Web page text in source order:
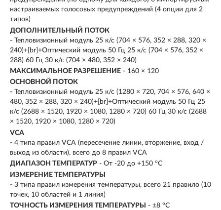
настраиваемых голосовых предупреждений (4 опции для 2
типов)
ДОПОЛНИТЕЛЬНЫЙ ПОТОК
- Тепловизионный модуль 25 к/с (704 × 576, 352 × 288, 320 ×
240)+[br]+Оптический модуль 50 Гц 25 к/с (704 × 576, 352 ×
288) 60 Гц 30 к/с (704 × 480, 352 × 240)
МАКСИМАЛЬНОЕ РАЗРЕШЕНИЕ - 160 × 120
ОСНОВНОЙ ПОТОК
- Тепловизионный модуль 25 к/с (1280 × 720, 704 × 576, 640 ×
480, 352 × 288, 320 × 240)+[br]+Оптический модуль 50 Гц 25
к/с (2688 × 1520, 1920 × 1080, 1280 × 720) 60 Гц 30 к/с (2688
× 1520, 1920 × 1080, 1280 × 720)
VCA
- 4 типа правил VCA (пересечение линии, вторжение, вход /
выход из области), всего до 8 правил VCA
ДИАПАЗОН ТЕМПЕРАТУР - От -20 до +150 °C
ИЗМЕРЕНИЕ ТЕМПЕРАТУРЫ
- 3 типа правил измерения температуры, всего 21 правило (10
точек, 10 областей и 1 линия)
ТОЧНОСТЬ ИЗМЕРЕНИЯ ТЕМПЕРАТУРЫ
- ±8 °C